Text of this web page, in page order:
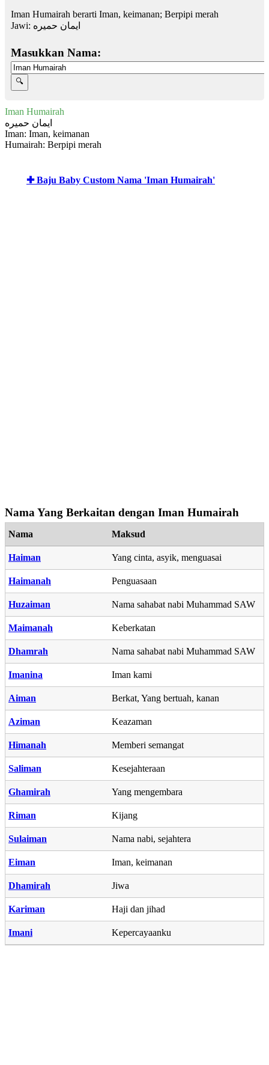
Iman Humairah berarti Iman, keimanan; Berpipi merah
Jawi: ايمان حميره
Masukkan Nama:
Iman Humairah
ايمان حميره
Iman: Iman, keimanan
Humairah: Berpipi merah
✚ Baju Baby Custom Nama 'Iman Humairah'
Nama Yang Berkaitan dengan Iman Humairah
Nama Maksud
Haiman Yang cinta, asyik, menguasai
Haimanah Penguasaan
Huzaiman Nama sahabat nabi Muhammad SAW
Maimanah Keberkatan
Dhamrah Nama sahabat nabi Muhammad SAW
Imanina Iman kami
Aiman Berkat, Yang bertuah, kanan
Aziman Keazaman
Himanah Memberi semangat
Saliman Kesejahteraan
Ghamirah Yang mengembara
Riman Kijang
Sulaiman Nama nabi, sejahtera
Eiman Iman, keimanan
Dhamirah Jiwa
Kariman Haji dan jihad
Imani Kepercayaanku